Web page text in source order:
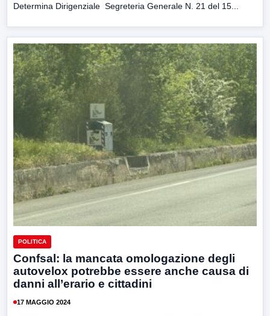
Determina Dirigenziale Segreteria Generale N. 21 del 15...
POLITICA
Confsal: la mancata omologazione degli
autovelox potrebbe essere anche causa di
danni all’erario e cittadini
17 MAGGIO 2024